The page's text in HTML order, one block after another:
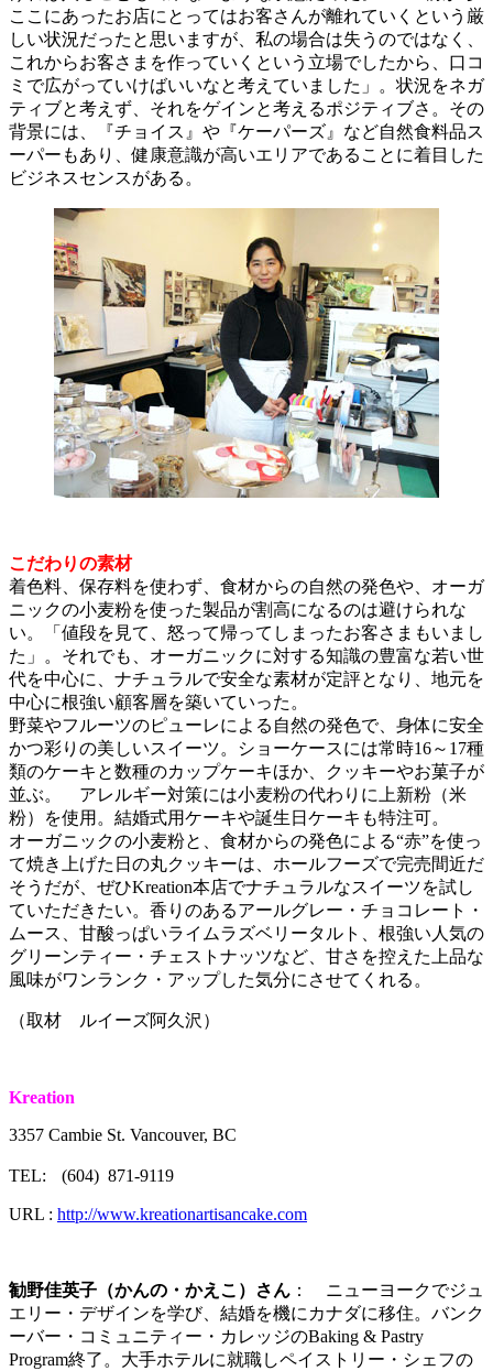
ここにあったお店にとってはお客さんが離れていくという厳
しい状況だったと思いますが、私の場合は失うのではなく、
これからお客さまを作っていくという立場でしたから、口コ
ミで広がっていけばいいなと考えていました」。状況をネガ
ティブと考えず、それをゲインと考えるポジティブさ。その
背景には、『チョイス』や『ケーパーズ』など自然食料品ス
ーパーもあり、健康意識が高いエリアであることに着目した
ビジネスセンスがある。
こだわりの素材
着色料、保存料を使わず、食材からの自然の発色や、オーガ
ニックの小麦粉を使った製品が割高になるのは避けられな
い。「値段を見て、怒って帰ってしまったお客さまもいまし
た」。それでも、オーガニックに対する知識の豊富な若い世
代を中心に、ナチュラルで安全な素材が定評となり、地元を
中心に根強い顧客層を築いていった。
野菜やフルーツのピューレによる自然の発色で、身体に安全
かつ彩りの美しいスイーツ。ショーケースには常時16～17種
類のケーキと数種のカップケーキほか、クッキーやお菓子が
並ぶ。 アレルギー対策には小麦粉の代わりに上新粉（米
粉）を使用。結婚式用ケーキや誕生日ケーキも特注可。
オーガニックの小麦粉と、食材からの発色による“赤”を使っ
て焼き上げた日の丸クッキーは、ホールフーズで完売間近だ
そうだが、ぜひKreation本店でナチュラルなスイーツを試し
ていただきたい。香りのあるアールグレー・チョコレート・
ムース、甘酸っぱいライムラズベリータルト、根強い人気の
グリーンティー・チェストナッツなど、甘さを控えた上品な
風味がワンランク・アップした気分にさせてくれる。
（取材 ルイーズ阿久沢）
Kreation
3357 Cambie St. Vancouver, BC
TEL: (604) 871-9119
URL : http://www.kreationartisancake.com
勧野佳英子（かんの・かえこ）さん ： ニューヨークでジュ
エリー・デザインを学び、結婚を機にカナダに移住。バンク
ーバー・コミュニティー・カレッジのBaking & Pastry
Program終了。大手ホテルに就職しペイストリー・シェフの